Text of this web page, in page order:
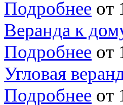
Подробнее от
Веранда к
Подробнее от
Угловая
Подробнее от